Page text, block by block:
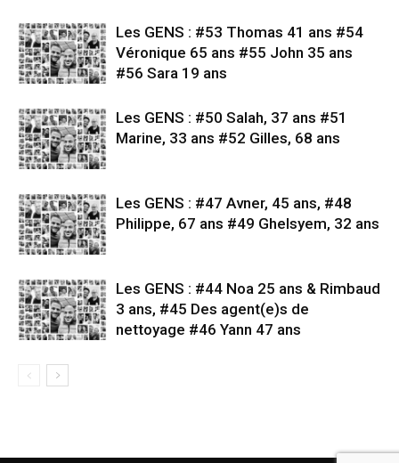
Les GENS : #53 Thomas 41 ans #54
Véronique 65 ans #55 John 35 ans
#56 Sara 19 ans
Les GENS : #50 Salah, 37 ans #51
Marine, 33 ans #52 Gilles, 68 ans
Les GENS : #47 Avner, 45 ans, #48
Philippe, 67 ans #49 Ghelsyem, 32 ans
Les GENS : #44 Noa 25 ans & Rimbaud
3 ans, #45 Des agent(e)s de
nettoyage #46 Yann 47 ans